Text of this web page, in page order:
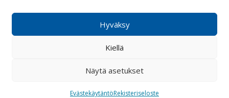
Hyväksy
Kiellä
Näytä asetukset
EvästekäytäntöRekisteriseloste
Vastuullisuus